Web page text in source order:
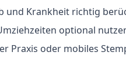
und Krankheit richtig
optional
Praxis oder mobiles